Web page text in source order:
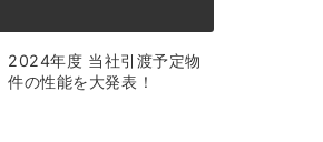
2024年度 当社引渡予定物
件の性能を大発表！